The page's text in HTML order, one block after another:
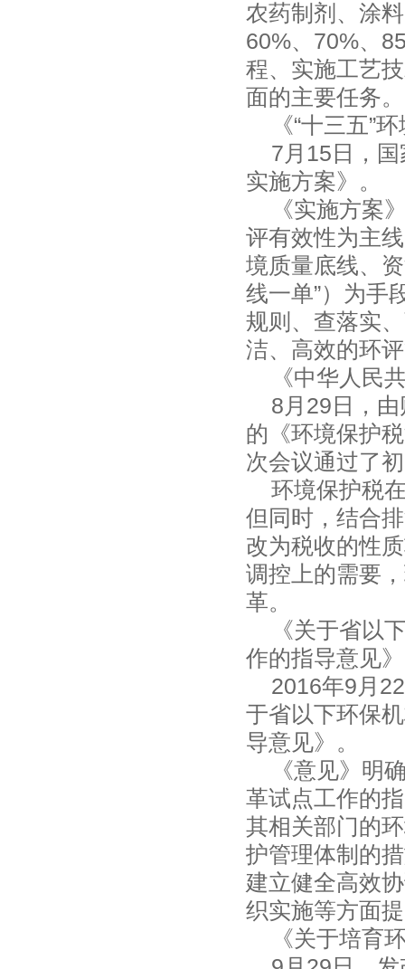
农药制剂、涂
60%、70%、
程、实施工艺
面的主要任
《“十三五”环
7月15日，国
实施方案》
《实施方案》
评有效性为主
境质量底线、
线一单”）为手
规则、查落实
洁、高效的
《中华人民
8月29日，由
的《环境保护
次会议通过了
环境保护税在
但同时，结合
改为税收的性
调控上的需要
革。
《关于省以下
作的指导意
2016年9月22
于省以下环保
导意见》。
《意见》明确
革试点工作的
其相关部门的
护管理体制的
建立健全高效
织实施等方面
《关于培育